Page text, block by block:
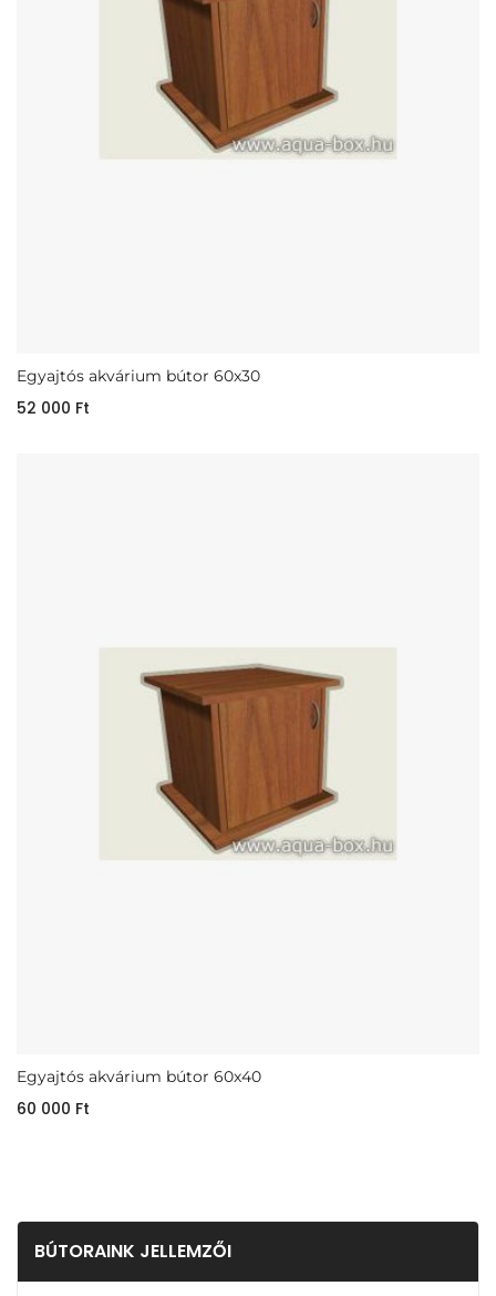
Egyajtós akvárium bútor 60x30
52 000 Ft
Egyajtós akvárium bútor 60x40
60 000 Ft
BÚTORAINK JELLEMZŐI